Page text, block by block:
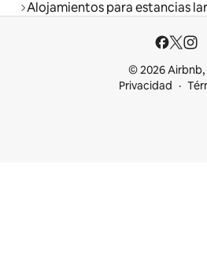
Alojamientos para estancias
© 2026 Airbnb,
Privacidad